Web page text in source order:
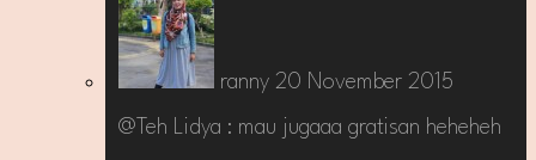
ranny 20 November 2015
@Teh Lidya : mau jugaaa gratisan heheheh